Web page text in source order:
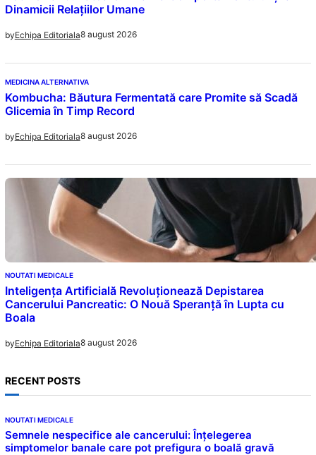
Dinamicii Relațiilor Umane
byEchipa Editoriala8 august 2026
MEDICINA ALTERNATIVA
Kombucha: Băutura Fermentată care Promite să Scadă
Glicemia în Timp Record
byEchipa Editoriala8 august 2026
NOUTATI MEDICALE
Inteligența Artificială Revoluționează Depistarea
Cancerului Pancreatic: O Nouă Speranță în Lupta cu
Boala
byEchipa Editoriala8 august 2026
RECENT POSTS
NOUTATI MEDICALE
Semnele nespecifice ale cancerului: Înțelegerea
simptomelor banale care pot prefigura o boală gravă